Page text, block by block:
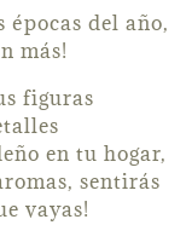
épocas del año,
más!
figuras
en tu hogar,
sentirás
vayas!